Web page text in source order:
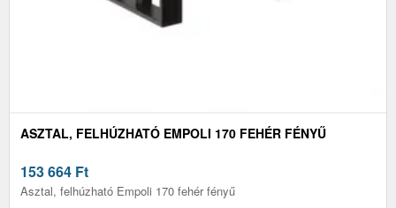
ASZTAL, FELHÚZHATÓ EMPOLI 170 FEHÉR FÉNYŰ
153 664 Ft
Asztal, felhúzható Empoli 170 fehér fényű